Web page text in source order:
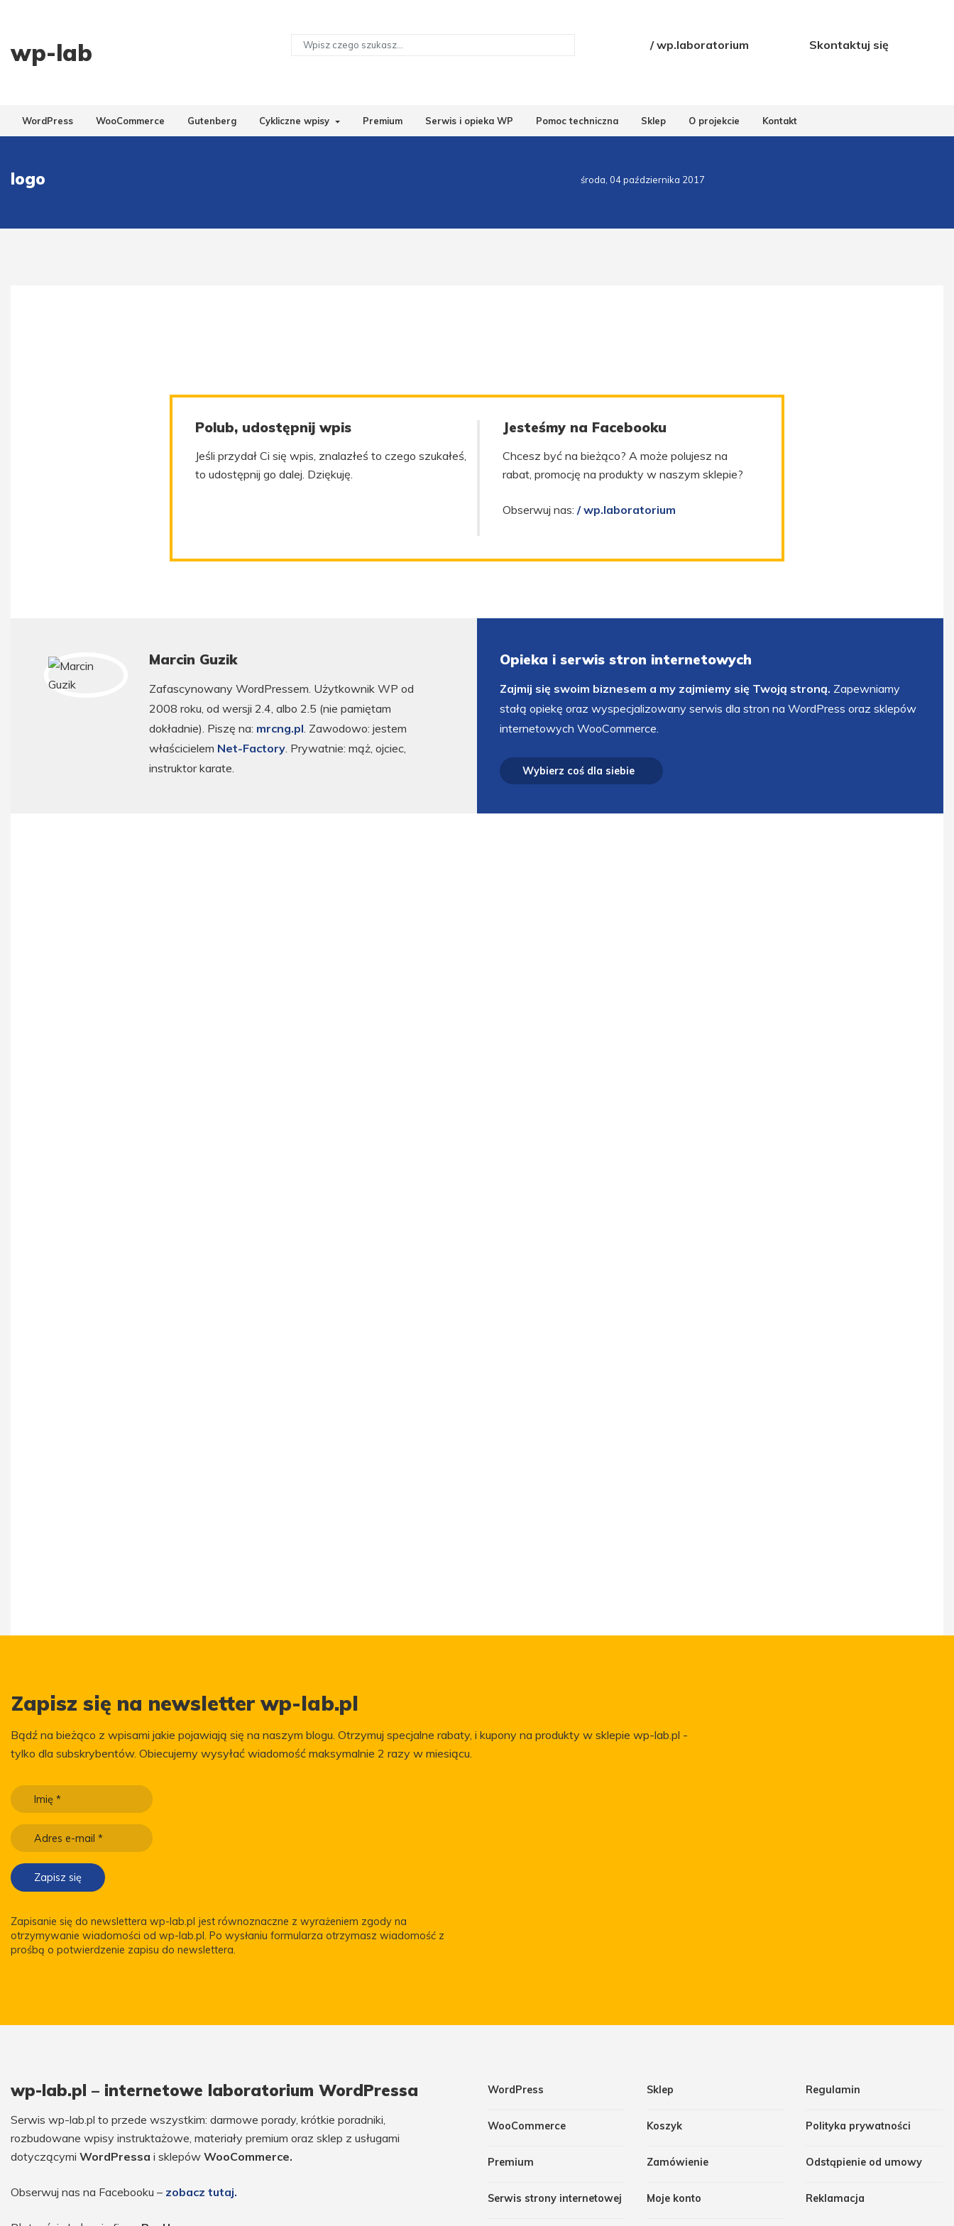
wp-lab / wp.laboratorium Skontaktuj się
WordPress WooCommerce Gutenberg Cykliczne wpisy Premium Serwis i opieka WP Pomoc techniczna Sklep O projekcie Kontakt
logo środa, 04 października 2017
Polub, udostępnij wpis
Jeśli przydał Ci się wpis, znalazłeś to czego szukałeś,
to udostępnij go dalej. Dziękuję.
Jesteśmy na Facebooku
Chcesz być na bieżąco? A może polujesz na
rabat, promocję na produkty w naszym sklepie?
Obserwuj nas: / wp.laboratorium
Marcin Guzik
Zafascynowany WordPressem. Użytkownik WP od
2008 roku, od wersji 2.4, albo 2.5 (nie pamiętam
dokładnie). Piszę na: mrcng.pl. Zawodowo: jestem
właścicielem Net-Factory. Prywatnie: mąż, ojciec,
instruktor karate.
Opieka i serwis stron internetowych
Zajmij się swoim biznesem a my zajmiemy się Twoją stroną. Zapewniamy
stałą opiekę oraz wyspecjalizowany serwis dla stron na WordPress oraz sklepów
internetowych WooCommerce.
Wybierz coś dla siebie
Zapisz się na newsletter wp-lab.pl
Bądź na bieżąco z wpisami jakie pojawiają się na naszym blogu. Otrzymuj specjalne rabaty, i kupony na produkty w sklepie wp-lab.pl -
tylko dla subskrybentów. Obiecujemy wysyłać wiadomość maksymalnie 2 razy w miesiącu.
Zapisanie się do newslettera wp-lab.pl jest równoznaczne z wyrażeniem zgody na
otrzymywanie wiadomości od wp-lab.pl. Po wysłaniu formularza otrzymasz wiadomość z
prośbą o potwierdzenie zapisu do newslettera.
wp-lab.pl – internetowe laboratorium WordPressa
Serwis wp-lab.pl to przede wszystkim: darmowe porady, krótkie poradniki,
rozbudowane wpisy instruktażowe, materiały premium oraz sklep z usługami
dotyczącymi WordPressa i sklepów WooCommerce.
Obserwuj nas na Facebooku – zobacz tutaj.
WordPress
WooCommerce
Premium
Serwis strony internetowej
Sklep
Koszyk
Zamówienie
Moje konto
Regulamin
Polityka prywatności
Odstąpienie od umowy
Reklamacja